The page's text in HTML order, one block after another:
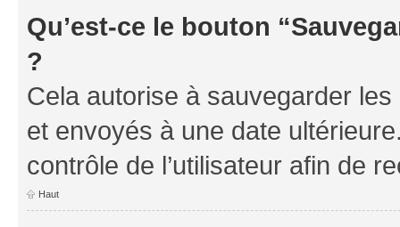
Qu’est-ce le bouton
?
Cela autorise à sauvegarder
et envoyés à une date
contrôle de l’utilisateur afin de
Haut